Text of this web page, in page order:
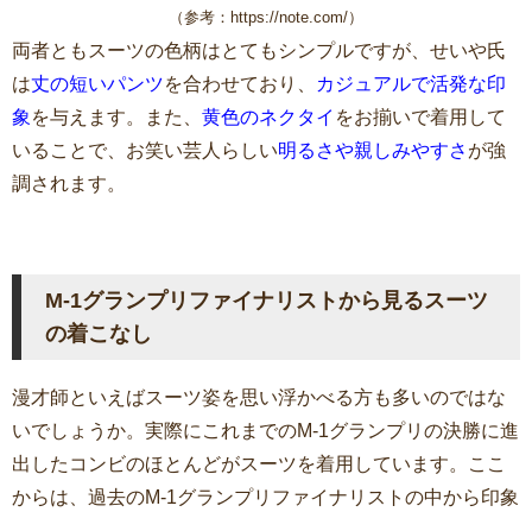
（参考：https://note.com/）
両者ともスーツの色柄はとてもシンプルですが、せいや氏
は丈の短いパンツを合わせており、
カジュアルで活発な印
象 を与えます。また、 黄色のネクタイ をお揃いで着用して
いることで、お笑い芸人らしい明るさや親しみやすさ が強
調されます。
M-1グランプリファイナリストから見るスーツ
の着こなし
漫才師といえばスーツ姿を思い浮かべる方も多いのではな
いでしょうか。実際にこれまでのM-1グランプリの決勝に進
出したコンビのほとんどがスーツを着用しています。ここ
からは、過去のM-1グランプリファイナリストの中から印象